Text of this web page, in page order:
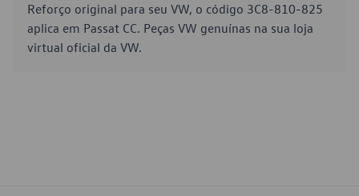
Reforço original para seu VW, o código 3C8-810-825
aplica em Passat CC. Peças VW genuínas na sua loja
virtual oficial da VW.